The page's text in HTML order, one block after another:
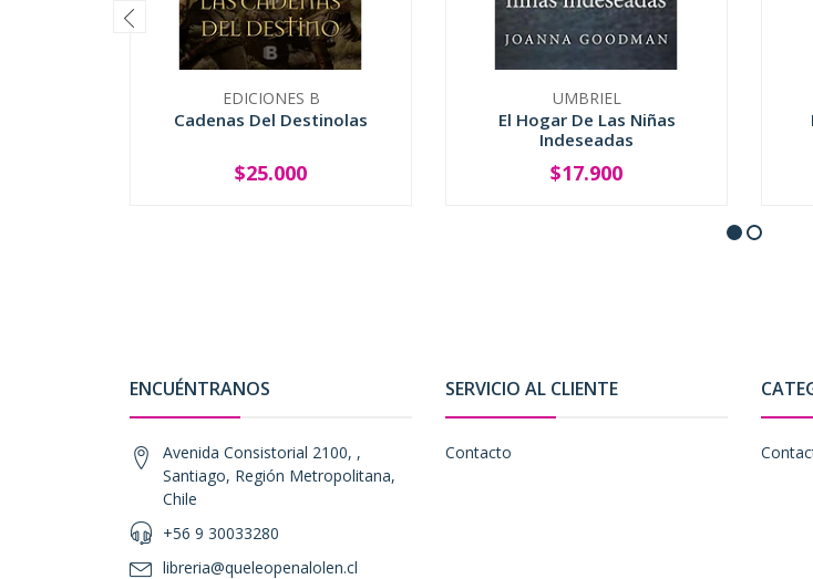
EDICIONES B
Cadenas Del Destinolas
+
$25.000
UMBRIEL
El Hogar De Las Niñas
Indeseadas
+
$17.900
ENCUÉNTRANOS
Avenida Consistorial 2100, ,
Santiago, Región Metropolitana,
Chile
+56 9 30033280
libreria@queleopenalolen.cl
SERVICIO AL CLIENTE
Contacto